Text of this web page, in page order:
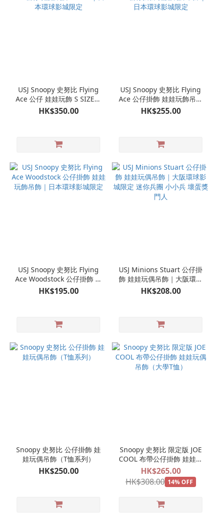
USJ Snoopy 史努比 Flying
Ace 公仔 娃娃玩飾 S SIZE｜
日本環球影城限定
HK$350.00
USJ Snoopy 史努比 Flying
Ace 公仔掛飾 娃娃玩飾吊飾
｜日本環球影城限定
HK$255.00
USJ Snoopy 史努比 Flying
Ace Woodstock 公仔掛飾 娃
娃玩飾吊飾｜日本環球影城
限定
HK$195.00
USJ Minions Stuart 公仔掛
飾 娃娃玩偶吊飾｜大阪環球
影城限定 迷你兵團 小小兵
壞蛋獎門人
HK$208.00
Snoopy 史努比 公仔掛飾 娃
娃玩偶吊飾（T恤系列）
HK$250.00
Snoopy 史努比 限定版 JOE
COOL 布帶公仔掛飾 娃娃玩
偶吊飾（大學T恤）
HK$265.00
HK$308.00 14% OFF